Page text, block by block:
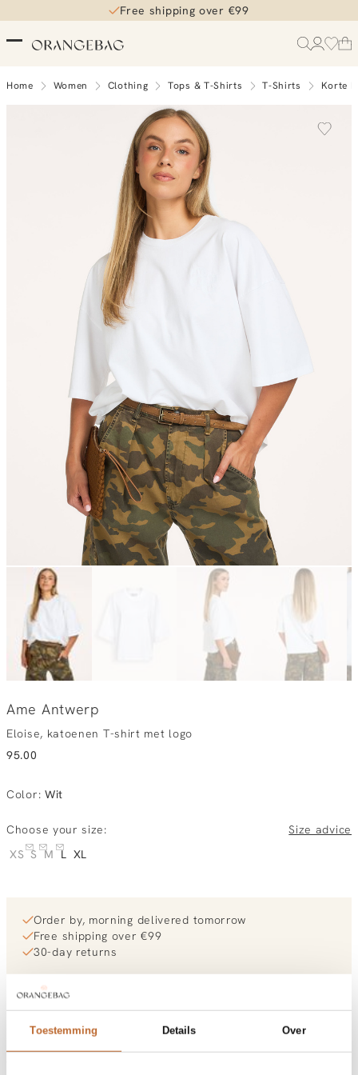
Toestemming Details Over
Free shipping over €99
Home Women Clothing Tops & T-Shirts T-Shirts Korte
Ame Antwerp
Eloise, katoenen T-shirt met logo
95.00
Color: Wit
Choose your size:
Size advice
XS S M L XL
Order by, morning delivered tomorrow
Free shipping over €99
30-day returns